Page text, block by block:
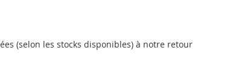
(selon les stocks disponibles) à notre retour